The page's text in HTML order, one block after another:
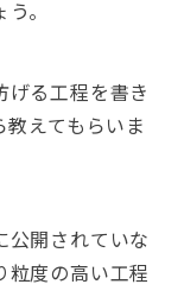
。
げる工程を書き
えてもらいま
公開されていな
粒度の高い工程